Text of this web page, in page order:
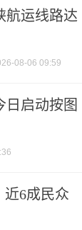
航运线路达
08-06 09:59
日启动按图
近6成民众